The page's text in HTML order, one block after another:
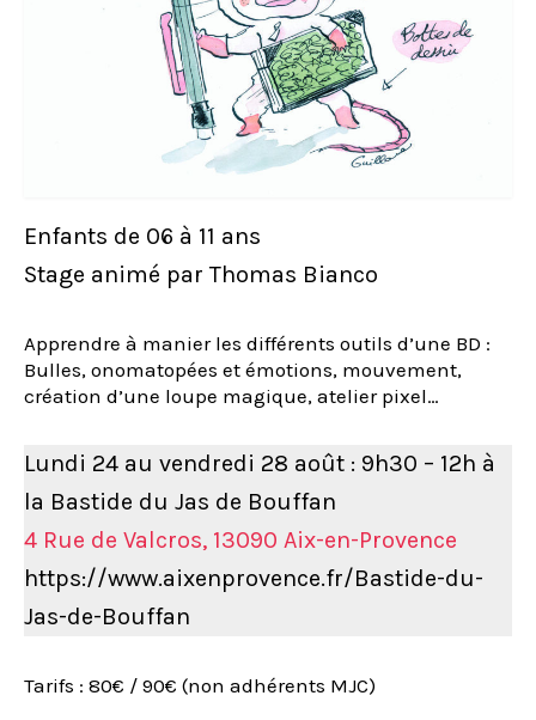
Enfants de 06 à 11 ans
Stage animé par Thomas Bianco
Apprendre à manier les différents outils d’une BD :
Bulles, onomatopées et émotions, mouvement,
création d’une loupe magique, atelier pixel…
Lundi 24 au vendredi 28 août : 9h30 – 12h à
la Bastide du Jas de Bouffan
4 Rue de Valcros, 13090 Aix-en-Provence
https://www.aixenprovence.fr/Bastide-du-
Jas-de-Bouffan
Tarifs : 80€ / 90€ (non adhérents MJC)